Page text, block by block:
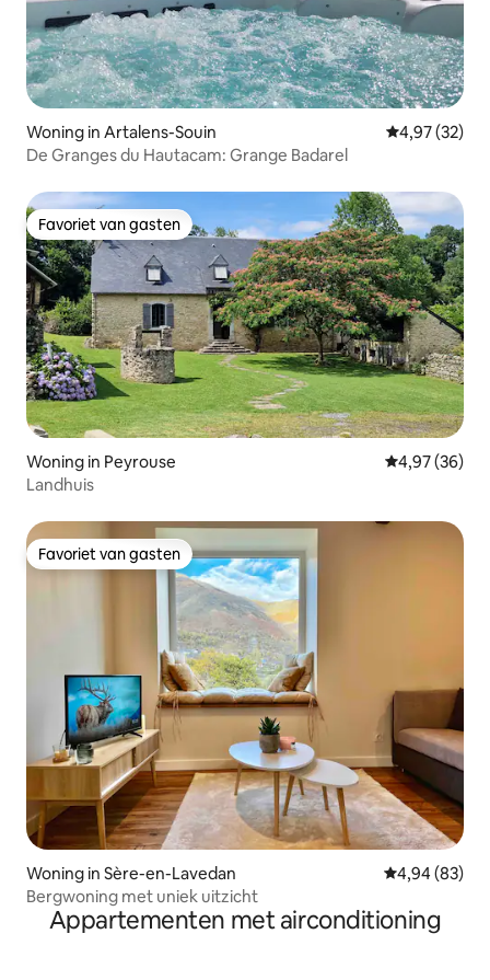
Woning in Artalens-Souin Gemiddelde
4,97 (32)
De Granges du Hautacam: Grange Badarel
Favoriet van gasten
Favoriet van gasten
Woning in Peyrouse Gemiddelde
4,97 (36)
Landhuis
Favoriet van gasten
Favoriet van gasten
Woning in Sère-en-Lavedan Gemiddelde
4,94 (83)
Bergwoning met uniek uitzicht
Appartementen met airconditioning